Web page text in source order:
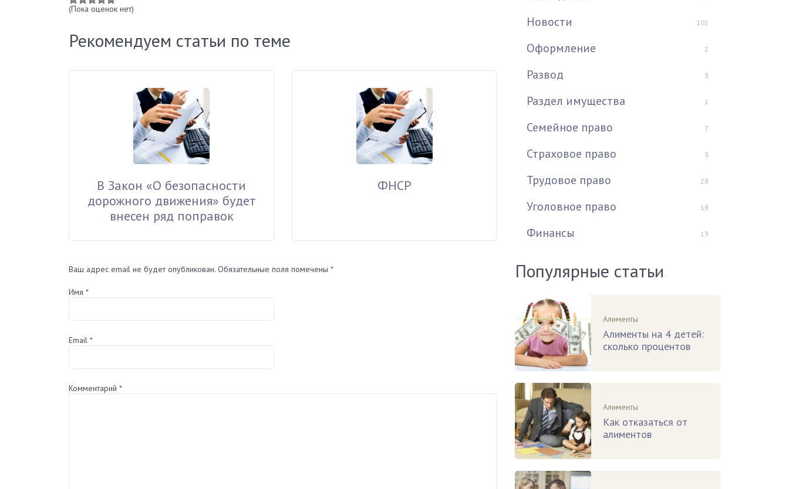
(Пока оценок нет)
Рекомендуем статьи по теме
В Закон «О безопасности
дорожного движения» будет
внесен ряд поправок
ФНСР
Ваш адрес email не будет опубликован. Обязательные поля помечены *
Имя *
Email *
Комментарий *
Новости 102
Оформление 2
Развод 3
Раздел имущества 1
Семейное право 7
Страховое право 3
Трудовое право 28
Уголовное право 18
Финансы 13
Популярные статьи
Алименты
Алименты на 4 детей:
сколько процентов
Алименты
Как отказаться от
алиментов